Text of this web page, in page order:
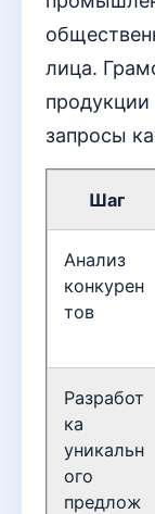
лица.
запросы
Шаг
Анализ
конкурен
тов
Разработ
ка
уникальн
ого
предлож